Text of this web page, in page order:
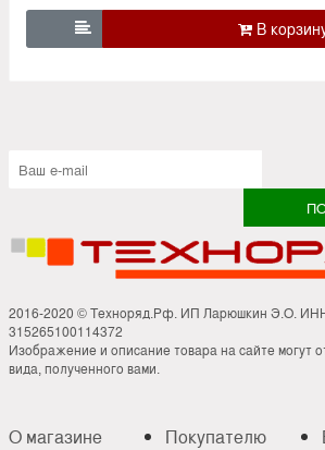

2016-2020 © Техноряд.Рф. ИП Ларюшкин Э.О.
315265100114372
Изображение и описание товара на сайте могут
вида, полученного вами.
О магазине
Покупателю